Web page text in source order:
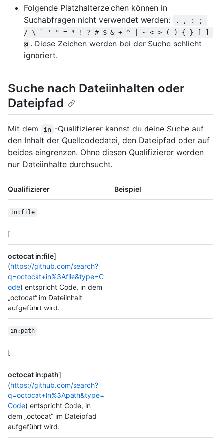
Folgende Platzhalterzeichen können in
Suchabfragen nicht verwendet werden:
. , : ;
/ \ ` ' " = * ! ? # $ & + ^ | ~ < > ( ) { } [ ]
@ . Diese Zeichen werden bei der Suche schlicht
ignoriert.
Suche nach Dateiinhalten oder
Dateipfad
Mit dem in -Qualifizierer kannst du deine Suche auf
den Inhalt der Quellcodedatei, den Dateipfad oder auf
beides eingrenzen. Ohne diesen Qualifizierer werden
nur Dateiinhalte durchsucht.
Qualifizierer Beispiel
in:file
[
octocat in:file]
(https://github.com/search?
q=octocat+in%3Afile&type=C
ode) entspricht Code, in dem
„octocat“ im Dateiinhalt
aufgeführt wird.
in:path
[
octocat in:path]
(https://github.com/search?
q=octocat+in%3Apath&type=
Code) entspricht Code, in
dem „octocat“ im Dateipfad
aufgeführt wird.